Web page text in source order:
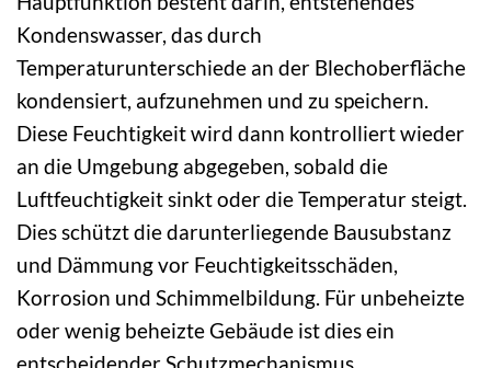
Kondenswasser, das durch
Temperaturunterschiede an der Blechoberfläche
kondensiert, aufzunehmen und zu speichern.
Diese Feuchtigkeit wird dann kontrolliert wieder
an die Umgebung abgegeben, sobald die
Luftfeuchtigkeit sinkt oder die Temperatur steigt.
Dies schützt die darunterliegende Bausubstanz
und Dämmung vor Feuchtigkeitsschäden,
Korrosion und Schimmelbildung. Für unbeheizte
oder wenig beheizte Gebäude ist dies ein